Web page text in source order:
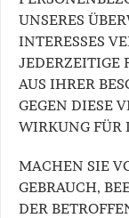
UNSERES
INTERESSES
JEDERZEITIGE
AUS IHRER
GEGEN DIESE
WIRKUNG FÜR
MACHEN SIE
GEBRAUCH,
DER